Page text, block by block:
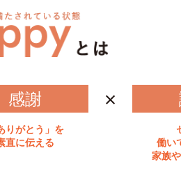
感謝
りがとう」を
直に伝える
×
働い
家族